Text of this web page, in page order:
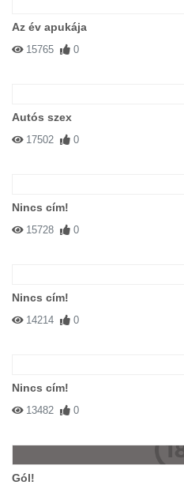
Az év apukája
15765 0
Autós szex
17502 0
Nincs cím!
15728 0
Nincs cím!
14214 0
Nincs cím!
13482 0
Gól!